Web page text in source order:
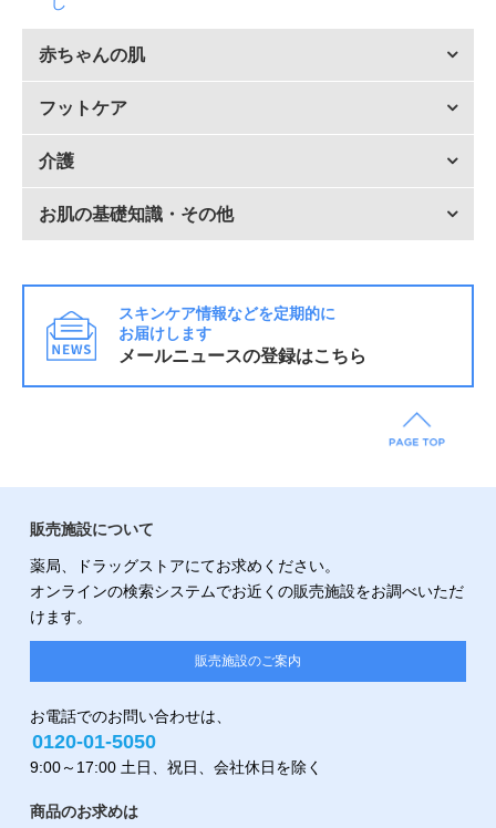
赤ちゃんの肌
フットケア
介護
お肌の基礎知識・その他
スキンケア情報などを定期的に
お届けします
メールニュースの登録はこちら
販売施設について
薬局、ドラッグストアにてお求めください。
オンラインの検索システムでお近くの販売施設をお調べいただ
けます。
販売施設のご案内
お電話でのお問い合わせは、
0120-01-5050
9:00～17:00 土日、祝日、会社休日を除く
商品のお求めは